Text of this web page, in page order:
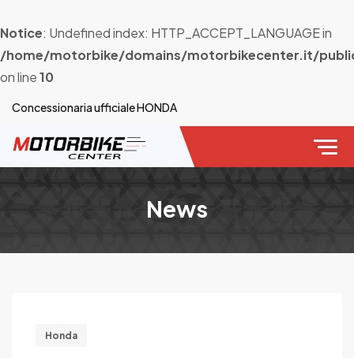
Notice: Undefined index: HTTP_ACCEPT_LANGUAGE in
/home/motorbike/domains/motorbikecenter.it/
on line10
Concessionaria ufficiale HONDA
News
Honda